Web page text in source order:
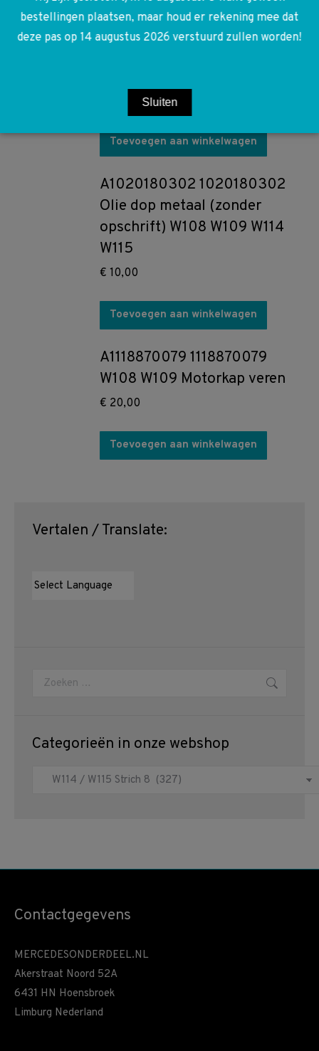
A1098210265 1098210265
Toevoegen aan winkelwagen
A1020180302 1020180302
Olie dop metaal (zonder
opschrift) W108 W109 W114
W115
€ 10,00
Toevoegen aan winkelwagen
A1118870079 1118870079
W108 W109 Motorkap veren
€ 20,00
Toevoegen aan winkelwagen
Vertalen / Translate:
Zoeken:
Categorieën in onze webshop
Contactgegevens
MERCEDESONDERDEEL.NL
Akerstraat Noord 52A
6431 HN Hoensbroek
Limburg Nederland
bestellingen plaatsen, maar houd er rekening mee dat
deze pas op 14 augustus 2026 verstuurd zullen worden!
Sluiten